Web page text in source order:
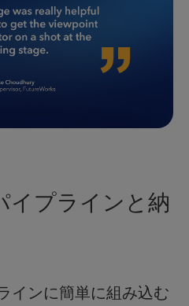
イプラインと納
インに簡単に組み込む